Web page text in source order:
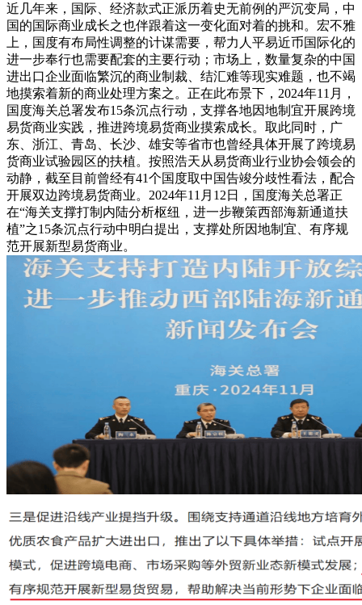
近几年来，国际、经济款式正派历着史无前例的严沉变局，中
国的国际商业成长之也伴跟着这一变化面对着的挑和。宏不雅
上，国度有布局性调整的计谋需要，帮力人平易近币国际化的
进一步奉行也需要配套的主要行动；市场上，数量复杂的中国
进出口企业面临繁沉的商业制裁、结汇难等现实难题，也不竭
地摸索着新的商业处理方案之。正在此布景下，2024年11月，
国度海关总署发布15条沉点行动，支撑各地因地制宜开展跨境
易货商业实践，推进跨境易货商业摸索成长。取此同时，广
东、浙江、青岛、长沙、雄安等省市也曾经具体开展了跨境易
货商业试验园区的扶植。按照浩天从易货商业行业协会领会的
动静，截至目前曾经有41个国度取中国告竣分歧性看法，配合
开展双边跨境易货商业。2024年11月12日，国度海关总署正
在“海关支撑打制内陆分析枢纽，进一步鞭策西部海新通道扶
植”之15条沉点行动中明白提出，支撑处所因地制宜、有序规
范开展新型易货商业。